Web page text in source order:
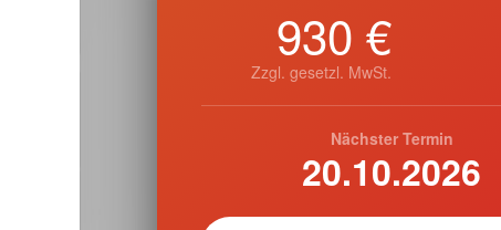
930 €
Zzgl. gesetzl. MwSt.
Nächster Termin
20.10.2026